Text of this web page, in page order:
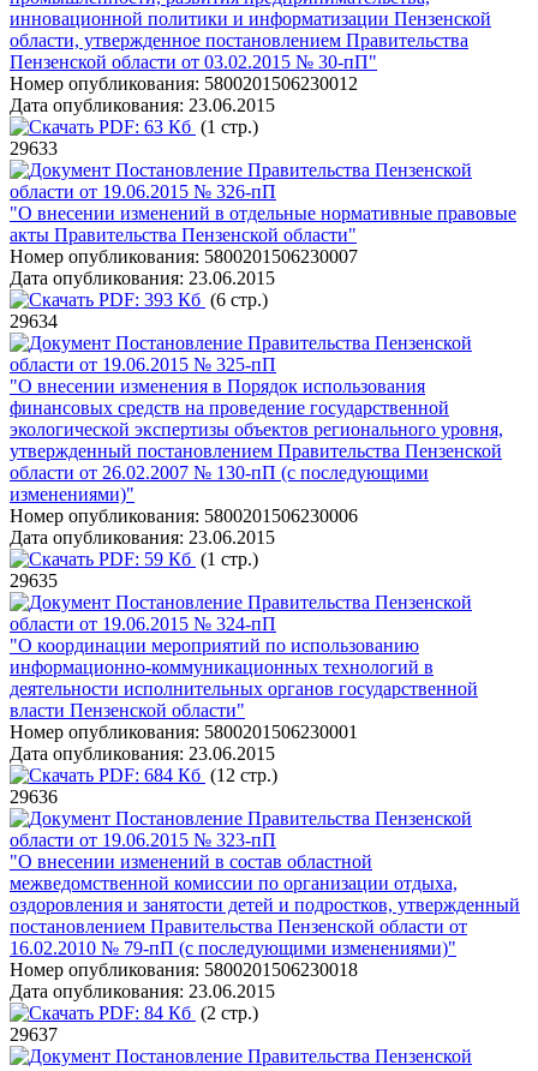
инновационной политики и информатизации Пензенской
области, утвержденное постановлением Правительства
Пензенской области от 03.02.2015 № 30-пП"
Номер опубликования: 5800201506230012
Дата опубликования: 23.06.2015
PDF: 63 Кб (1 стр.)
29633
Постановление Правительства Пензенской
области от 19.06.2015 № 326-пП
"О внесении изменений в отдельные нормативные правовые
акты Правительства Пензенской области"
Номер опубликования: 5800201506230007
Дата опубликования: 23.06.2015
PDF: 393 Кб (6 стр.)
29634
Постановление Правительства Пензенской
области от 19.06.2015 № 325-пП
"О внесении изменения в Порядок использования
финансовых средств на проведение государственной
экологической экспертизы объектов регионального уровня,
утвержденный постановлением Правительства Пензенской
области от 26.02.2007 № 130-пП (с последующими
изменениями)"
Номер опубликования: 5800201506230006
Дата опубликования: 23.06.2015
PDF: 59 Кб (1 стр.)
29635
Постановление Правительства Пензенской
области от 19.06.2015 № 324-пП
"О координации мероприятий по использованию
информационно-коммуникационных технологий в
деятельности исполнительных органов государственной
власти Пензенской области"
Номер опубликования: 5800201506230001
Дата опубликования: 23.06.2015
PDF: 684 Кб (12 стр.)
29636
Постановление Правительства Пензенской
области от 19.06.2015 № 323-пП
"О внесении изменений в состав областной
межведомственной комиссии по организации отдыха,
оздоровления и занятости детей и подростков, утвержденный
постановлением Правительства Пензенской области от
16.02.2010 № 79-пП (с последующими изменениями)"
Номер опубликования: 5800201506230018
Дата опубликования: 23.06.2015
PDF: 84 Кб (2 стр.)
29637
Постановление Правительства Пензенской